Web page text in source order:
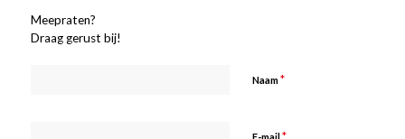
Meepraten?
Draag gerust bij!
Naam*